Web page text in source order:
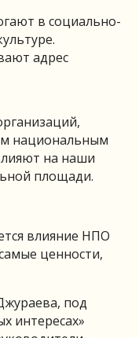
в социально-
адрес
национальным
на наши
площади.
влияние НПО
ценности,
под
интересах»